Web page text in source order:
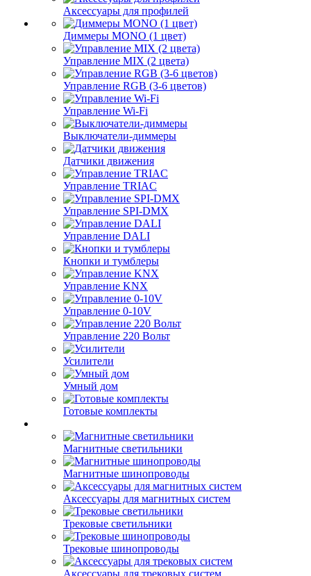
Аксессуары для профилей
Диммеры MONO (1 цвет)
Управление MIX (2 цвета)
Управление RGB (3-6 цветов)
Управление Wi-Fi
Выключатели-диммеры
Датчики движения
Управление TRIAC
Управление SPI-DMX
Управление DALI
Кнопки и тумблеры
Управление KNX
Управление 0-10V
Управление 220 Вольт
Усилители
Умный дом
Готовые комплекты
Магнитные светильники
Магнитные шинопроводы
Аксессуары для магнитных систем
Трековые светильники
Трековые шинопроводы
Аксессуары для трековых систем